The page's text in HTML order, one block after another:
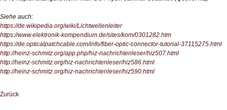
Siehe auch:
https://de.wikipedia.org/wiki/Lichtwellenleiter
https://www.elektronik-kompendium.de/sites/kom/0301282.htm
https://de.opticalpatchcable.com/info/fiber-optic-connector-tutorial-37115275.html
http://heinz-schmitz.org/app.php/hiz-nachrichtenleser/hiz507.html
http://heinz-schmitz.org/hiz-nachrichtenleser/hiz586.html
http://heinz-schmitz.org/hiz-nachrichtenleser/hiz590.html
Zurück